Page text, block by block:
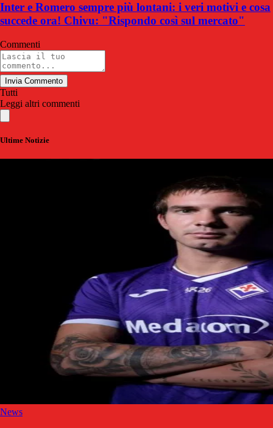
Inter e Romero sempre più lontani: i veri motivi e cosa
succede ora! Chivu: "Rispondo così sul mercato"
Commenti
Invia Commento
Tutti
Leggi altri commenti
Ultime Notizie
News